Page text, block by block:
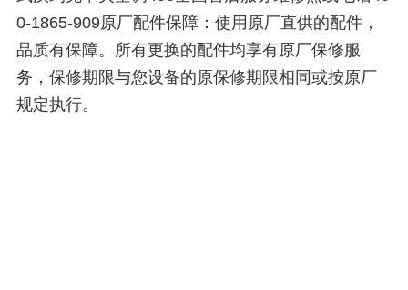
0-1865-909原厂配件保障：使用原厂直供的配件，
品质有保障。所有更换的配件均享有原厂保修服
务，保修期限与您设备的原保修期限相同或按原厂
规定执行。